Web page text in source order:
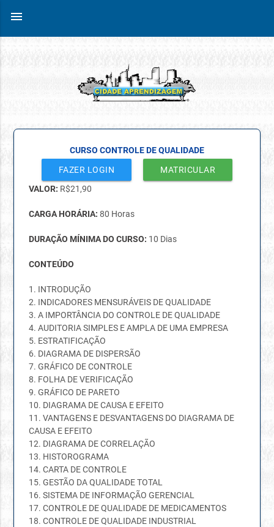
menu
CURSO CONTROLE DE QUALIDADE
FAZER LOGIN
MATRICULAR
VALOR: R$21,90
CARGA HORÁRIA:80 Horas
DURAÇÃO MÍNIMA DO CURSO: 10 Dias
CONTEÚDO
1. INTRODUÇÃO
2. INDICADORES MENSURÁVEIS DE QUALIDADE
3. A IMPORTÂNCIA DO CONTROLE DE QUALIDADE
4. AUDITORIA SIMPLES E AMPLA DE UMA EMPRESA
5. ESTRATIFICAÇÃO
6. DIAGRAMA DE DISPERSÃO
7. GRÁFICO DE CONTROLE
8. FOLHA DE VERIFICAÇÃO
9. GRÁFICO DE PARETO
10. DIAGRAMA DE CAUSA E EFEITO
11. VANTAGENS E DESVANTAGENS DO DIAGRAMA DE
CAUSA E EFEITO
12. DIAGRAMA DE CORRELAÇÃO
13. HISTOROGRAMA
14. CARTA DE CONTROLE
15. GESTÃO DA QUALIDADE TOTAL
16. SISTEMA DE INFORMAÇÃO GERENCIAL
17. CONTROLE DE QUALIDADE DE MEDICAMENTOS
18. CONTROLE DE QUALIDADE INDUSTRIAL